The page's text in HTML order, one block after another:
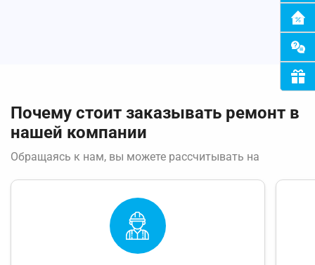
Почему стоит заказывать ремонт в
нашей компании
Обращаясь к нам, вы можете рассчитывать на